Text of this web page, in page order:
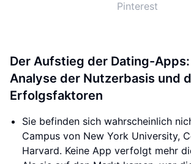
Pinterest
Der Aufstieg der Dating-Apps:
Analyse der Nutzerbasis und
Erfolgsfaktoren
Sie befinden sich wahrscheinlich
Campus von New York University,
Harvard. Keine App verfolgt mehr